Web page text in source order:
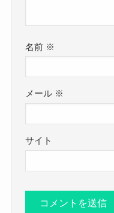
名前 ※
メール ※
サイト